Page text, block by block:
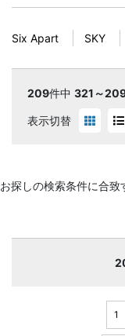
Six Apart SKY
209件中 321～
表示切替
お探しの検索条件に合致
1